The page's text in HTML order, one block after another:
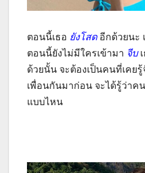
ตอนนี้เธอ ยังโสดอีกด้วยนะ
ตอนนี้ยังไม่มีใครเข้ามา จีบ
ด้วยนั้น จะต้องเป็นคนที่เคย
เพื่อนกันมาก่อน จะได้รู้ว่าค
แบบไหน